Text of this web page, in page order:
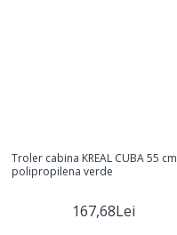
Troler cabina KREAL CUBA 55 cm
polipropilena verde
167,68Lei